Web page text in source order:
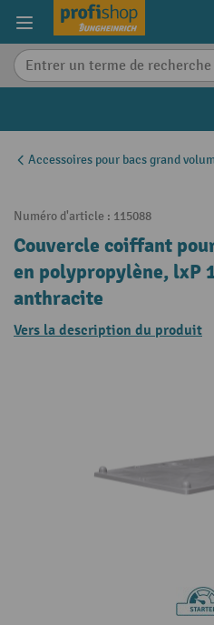
content
Accessoires pour bacs grand
Numéro d'article : 115088
Couvercle coiffant
en polypropylène, lxP
anthracite
Vers la description du produit